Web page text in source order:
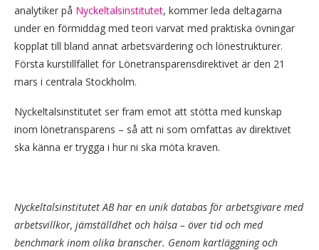
analytiker på Nyckeltalsinstitutet, kommer leda deltagarna
under en förmiddag med teori varvat med praktiska övningar
kopplat till bland annat arbetsvärdering och lönestrukturer.
Första kurstillfället för Lönetransparensdirektivet är den 21
mars i centrala Stockholm.
Nyckeltalsinstitutet ser fram emot att stötta med kunskap
inom lönetransparens – så att ni som omfattas av direktivet
ska känna er trygga i hur ni ska möta kraven.
Nyckeltalsinstitutet AB har en unik databas för arbetsgivare med
arbetsvillkor, jämställdhet och hälsa – över tid och med
benchmark inom olika branscher. Genom kartläggning och